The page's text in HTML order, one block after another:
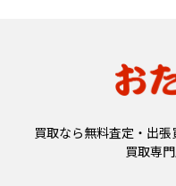
買取なら無料査定・出
買取専